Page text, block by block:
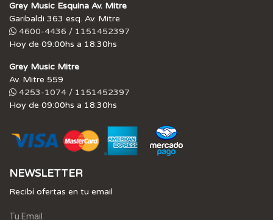
Grey Music Esquina Av. Mitre
Garibaldi 363 esq. Av. Mitre
4600-4436 / 1151452397
Hoy de 09:00hs a 18:30hs
Grey Music Mitre
Av. Mitre 559
4253-1074 / 1151452397
Hoy de 09:00hs a 18:30hs
NEWSLETTER
Recibí ofertas en tu email